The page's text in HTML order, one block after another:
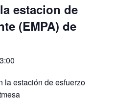
estacion de
(EMPA) de
la estación de esfuerzo